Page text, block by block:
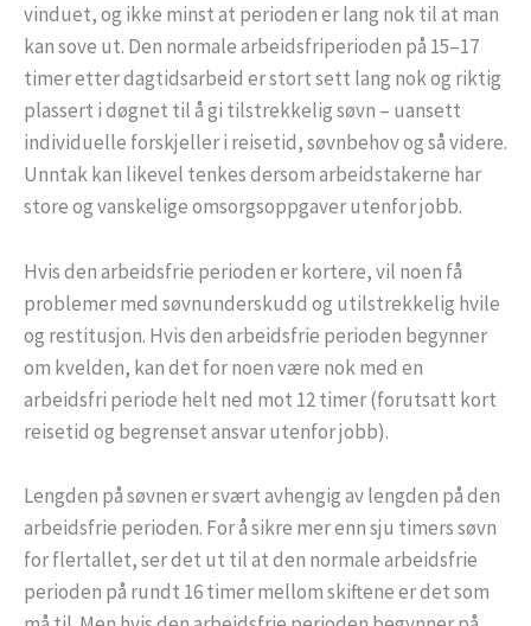
vinduet, og ikke minst at perioden er lang nok til at man
kan sove ut. Den normale arbeidsfriperioden på 15–17
timer etter dagtidsarbeid er stort sett lang nok og riktig
plassert i døgnet til å gi tilstrekkelig søvn – uansett
individuelle forskjeller i reisetid, søvnbehov og så videre.
Unntak kan likevel tenkes dersom arbeidstakerne har
store og vanskelige omsorgsoppgaver utenfor jobb.
Hvis den arbeidsfrie perioden er kortere, vil noen få
problemer med søvnunderskudd og utilstrekkelig hvile
og restitusjon. Hvis den arbeidsfrie perioden begynner
om kvelden, kan det for noen være nok med en
arbeidsfri periode helt ned mot 12 timer (forutsatt kort
reisetid og begrenset ansvar utenfor jobb).
Lengden på søvnen er svært avhengig av lengden på den
arbeidsfrie perioden. For å sikre mer enn sju timers søvn
for flertallet, ser det ut til at den normale arbeidsfrie
perioden på rundt 16 timer mellom skiftene er det som